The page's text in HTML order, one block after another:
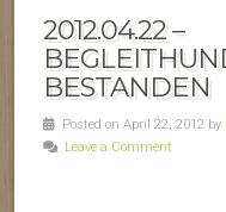
2012.04.22 –
BESTANDEN
Posted on April 22, 2012 by
Leave a Comment